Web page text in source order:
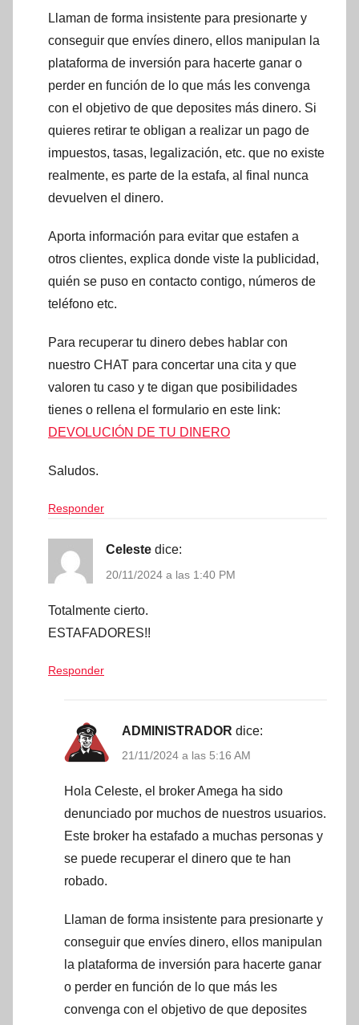
Llaman de forma insistente para presionarte y
conseguir que envíes dinero, ellos manipulan la
plataforma de inversión para hacerte ganar o
perder en función de lo que más les convenga
con el objetivo de que deposites más dinero. Si
quieres retirar te obligan a realizar un pago de
impuestos, tasas, legalización, etc. que no existe
realmente, es parte de la estafa, al final nunca
devuelven el dinero.
Aporta información para evitar que estafen a
otros clientes, explica donde viste la publicidad,
quién se puso en contacto contigo, números de
teléfono etc.
Para recuperar tu dinero debes hablar con
nuestro CHAT para concertar una cita y que
valoren tu caso y te digan que posibilidades
tienes o rellena el formulario en este link:
DEVOLUCIÓN DE TU DINERO
Saludos.
Responder
Celeste dice:
20/11/2024 a las 1:40 PM
Totalmente cierto.
ESTAFADORES!!
Responder
ADMINISTRADOR dice:
21/11/2024 a las 5:16 AM
Hola Celeste, el broker Amega ha sido
denunciado por muchos de nuestros usuarios.
Este broker ha estafado a muchas personas y
se puede recuperar el dinero que te han
robado.
Llaman de forma insistente para presionarte y
conseguir que envíes dinero, ellos manipulan
la plataforma de inversión para hacerte ganar
o perder en función de lo que más les
convenga con el objetivo de que deposites